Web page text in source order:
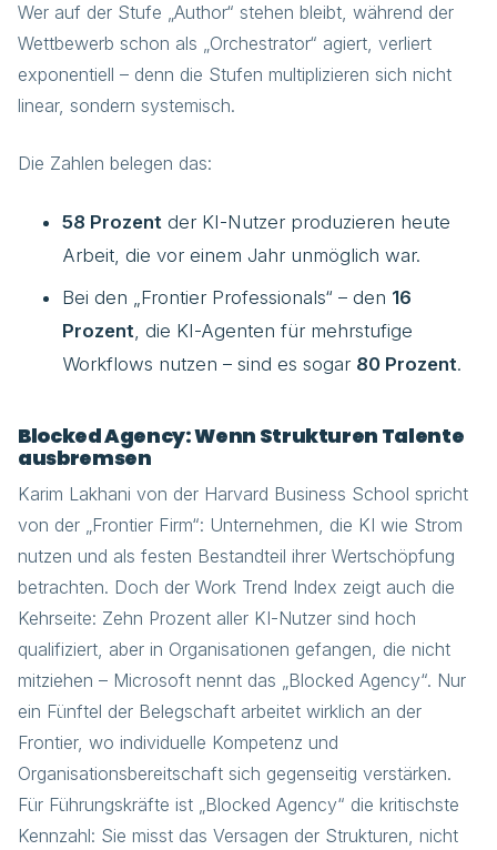
Wer auf der Stufe „Author“ stehen bleibt, während der
Wettbewerb schon als „Orchestrator“ agiert, verliert
exponentiell – denn die Stufen multiplizieren sich nicht
linear, sondern systemisch.
Die Zahlen belegen das:
58 Prozent der KI-Nutzer produzieren heute
Arbeit, die vor einem Jahr unmöglich war.
Bei den „Frontier Professionals“ – den 16
Prozent, die KI-Agenten für mehrstufige
Workflows nutzen – sind es sogar 80 Prozent.
Blocked Agency: Wenn Strukturen Talente
ausbremsen
Karim Lakhani von der Harvard Business School spricht
von der „Frontier Firm“: Unternehmen, die KI wie Strom
nutzen und als festen Bestandteil ihrer Wertschöpfung
betrachten. Doch der Work Trend Index zeigt auch die
Kehrseite: Zehn Prozent aller KI-Nutzer sind hoch
qualifiziert, aber in Organisationen gefangen, die nicht
mitziehen – Microsoft nennt das „Blocked Agency“. Nur
ein Fünftel der Belegschaft arbeitet wirklich an der
Frontier, wo individuelle Kompetenz und
Organisationsbereitschaft sich gegenseitig verstärken.
Für Führungskräfte ist „Blocked Agency“ die kritischste
Kennzahl: Sie misst das Versagen der Strukturen, nicht